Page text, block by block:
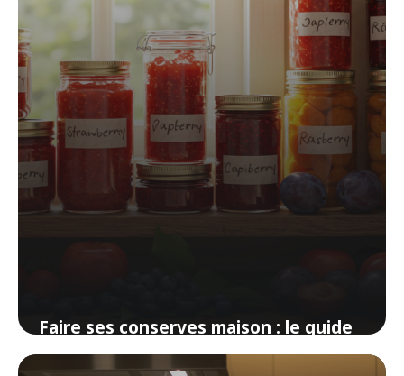
Faire ses conserves maison : le guide
pour ne pas s’empoisonner